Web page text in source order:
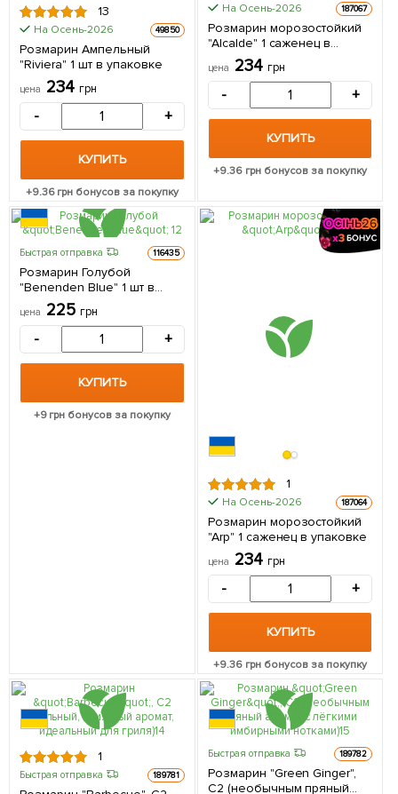
13
На Осень-2026 49850
Розмарин Ампельный
"Riviera" 1 шт в упаковке
цена 234 грн
- +
КУПИТЬ
+9.36грн бонусов за покупку
На Осень-2026 187067
Розмарин морозостойкий
"Alcalde" 1 саженец в
упаковке
цена 234 грн
- +
КУПИТЬ
+9.36 грн бонусов за покупку
Быстрая отправка 116435
Розмарин Голубой
"Benenden Blue" 1 шт в
упаковке
цена 225 грн
- +
КУПИТЬ
+9грн бонусов за покупку
1
На Осень-2026 187064
Розмарин морозостойкий
"Arp" 1 саженец в упаковке
цена 234 грн
- +
КУПИТЬ
+9.36 грн бонусов за покупку
1
Быстрая отправка 189781
Быстрая отправка 189782
Розмарин "Green Ginger",
С2 (необычным пряный